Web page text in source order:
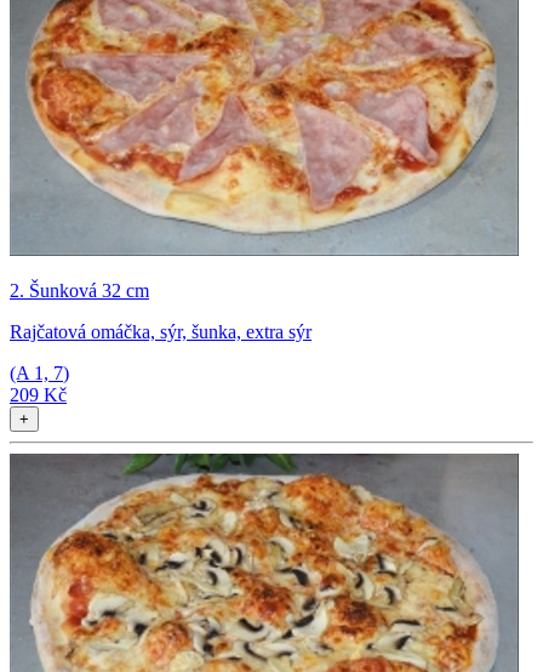
2. Šunková 32 cm
Rajčatová omáčka, sýr, šunka, extra sýr
(A 1, 7)
209 Kč
+